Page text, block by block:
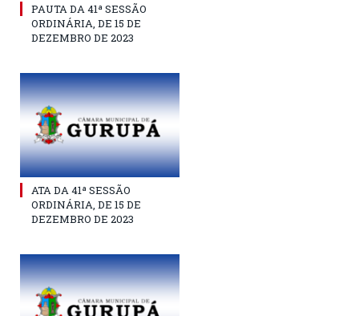
PAUTA DA 41ª SESSÃO
ORDINÁRIA, DE 15 DE
DEZEMBRO DE 2023
ATA DA 41ª SESSÃO
ORDINÁRIA, DE 15 DE
DEZEMBRO DE 2023